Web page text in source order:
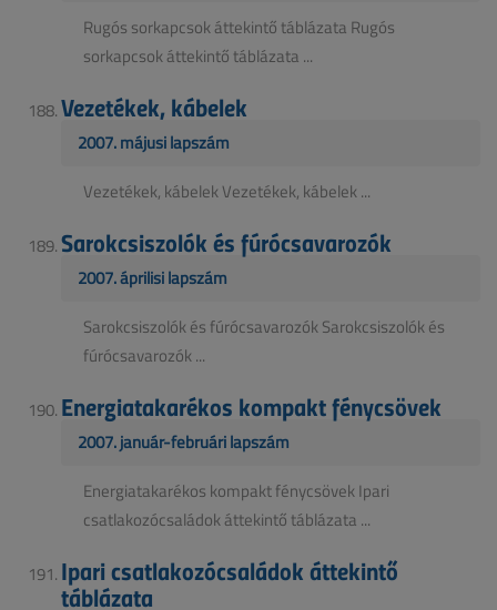
Rugós sorkapcsok áttekintő táblázata Rugós
sorkapcsok áttekintő táblázata ...
Vezetékek, kábelek
2007. májusi lapszám
Vezetékek, kábelek Vezetékek, kábelek ...
Sarokcsiszolók és fúrócsavarozók
2007. áprilisi lapszám
Sarokcsiszolók és fúrócsavarozók Sarokcsiszolók és
fúrócsavarozók ...
Energiatakarékos kompakt fénycsövek
2007. január-februári lapszám
Energiatakarékos kompakt fénycsövek Ipari
csatlakozócsaládok áttekintő táblázata ...
Ipari csatlakozócsaládok áttekintő
táblázata